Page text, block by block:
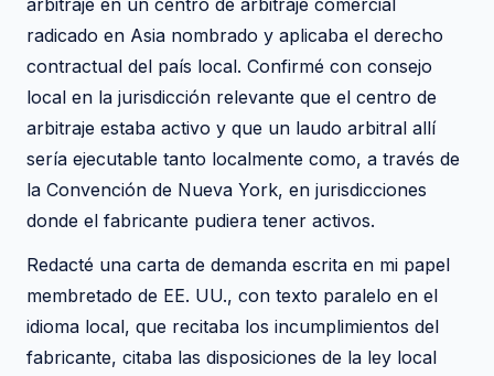
arbitraje en un centro de arbitraje comercial
radicado en Asia nombrado y aplicaba el derecho
contractual del país local. Confirmé con consejo
local en la jurisdicción relevante que el centro de
arbitraje estaba activo y que un laudo arbitral allí
sería ejecutable tanto localmente como, a través de
la Convención de Nueva York, en jurisdicciones
donde el fabricante pudiera tener activos.
Redacté una carta de demanda escrita en mi papel
membretado de EE. UU., con texto paralelo en el
idioma local, que recitaba los incumplimientos del
fabricante, citaba las disposiciones de la ley local